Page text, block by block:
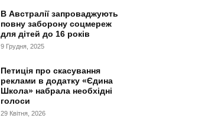
В Австралії запроваджують
повну заборону соцмереж
для дітей до 16 років
9 Грудня, 2025
Петиція про скасування
реклами в додатку «Єдина
Школа» набрала необхідні
голоси
29 Квітня, 2026